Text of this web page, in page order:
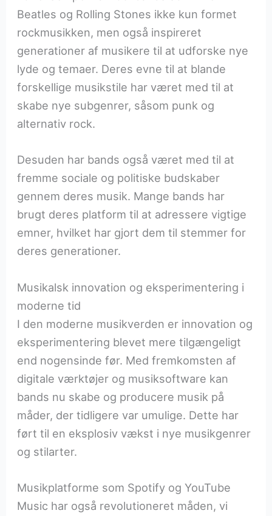
Beatles og Rolling Stones ikke kun formet
rockmusikken, men også inspireret
generationer af musikere til at udforske nye
lyde og temaer. Deres evne til at blande
forskellige musikstile har været med til at
skabe nye subgenrer, såsom punk og
alternativ rock.
Desuden har bands også været med til at
fremme sociale og politiske budskaber
gennem deres musik. Mange bands har
brugt deres platform til at adressere vigtige
emner, hvilket har gjort dem til stemmer for
deres generationer.
Musikalsk innovation og eksperimentering i
moderne tid
I den moderne musikverden er innovation og
eksperimentering blevet mere tilgængeligt
end nogensinde før. Med fremkomsten af
digitale værktøjer og musiksoftware kan
bands nu skabe og producere musik på
måder, der tidligere var umulige. Dette har
ført til en eksplosiv vækst i nye musikgenrer
og stilarter.
Musikplatforme som Spotify og YouTube
Music har også revolutioneret måden, vi